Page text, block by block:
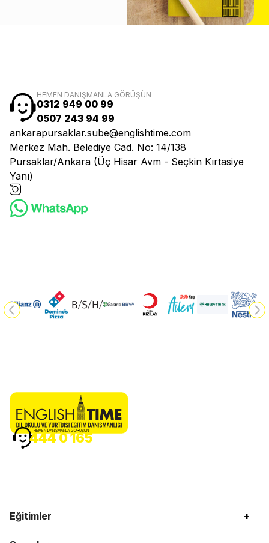
HEMEN DANIŞMANLA GÖRÜŞÜN
0312 949 00 99
0507 243 94 99
ankarapursaklar.sube@englishtime.com
Merkez Mah. Belediye Cad. No: 14/138
Pursaklar/Ankara (Üç Hisar Avm - Seçkin Kırtasiye
Yanı)
Eğitimler +
HEMEN DANIŞMANLA GÖRÜŞÜN
444 0 165